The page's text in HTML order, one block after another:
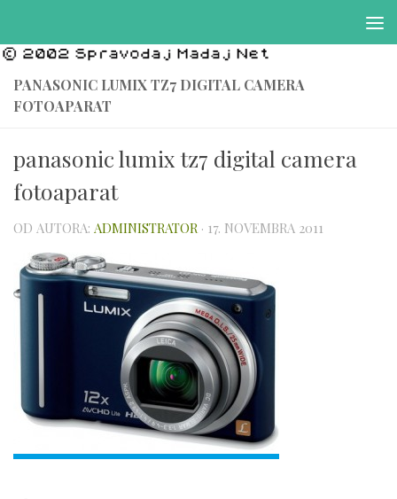
PANASONIC LUMIX TZ7 DIGITAL CAMERA
FOTOAPARAT
panasonic lumix tz7 digital camera
fotoaparat
OD AUTORA: ADMINISTRATOR · 17. NOVEMBRA 2011